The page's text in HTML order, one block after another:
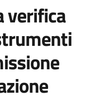
verifica